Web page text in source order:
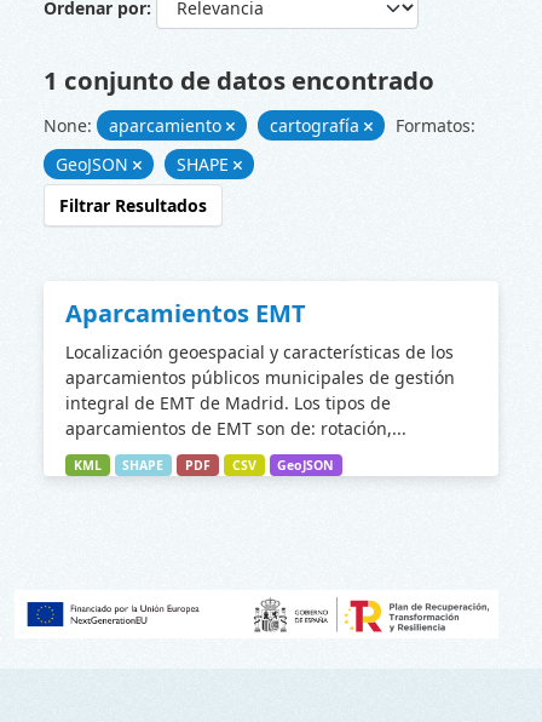
Ordenar por
1 conjunto de datos encontrado
None: aparcamiento cartografía
Formatos:
GeoJSON
SHAPE
Filtrar Resultados
Aparcamientos EMT
Localización geoespacial y características de los
aparcamientos públicos municipales de gestión
integral de EMT de Madrid. Los tipos de
aparcamientos de EMT son de: rotación,...
KML SHAPE PDF CSV GeoJSON